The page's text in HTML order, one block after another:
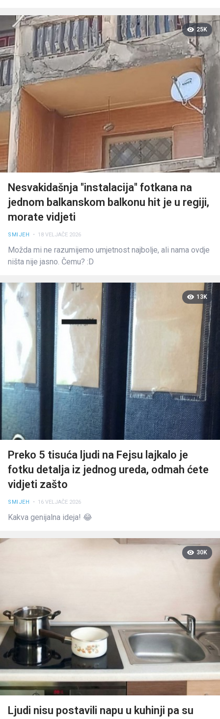
25K
Nesvakidašnja "instalacija" fotkana na
jednom balkanskom balkonu hit je u regiji,
morate vidjeti
SMIJEH • 18 VELJAČE 2026
Možda mi ne razumijemo umjetnost najbolje, ali nama ovdje
ništa nije jasno. Čemu? :D
13K
Preko 5 tisuća ljudi na Fejsu lajkalo je
fotku detalja iz jednog ureda, odmah ćete
vidjeti zašto
SMIJEH • 16 VELJAČE 2026
Kakva genijalna ideja! 😂
30K
Ljudi nisu postavili napu u kuhinji pa su